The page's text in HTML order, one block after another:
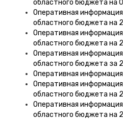
областного бюджета на
Оперативная
областного бюджета на
Оперативная
областного бюджета на
Оперативная
областного бюджета за
Оперативная
Оперативная
областного бюджета на
Оперативная
областного бюджета на